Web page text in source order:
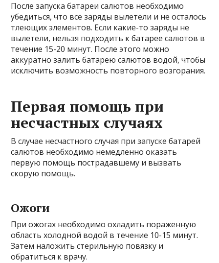
После запуска батареи салютов необходимо
убедиться, что все заряды вылетели и не осталось
тлеющих элементов. Если какие-то заряды не
вылетели, нельзя подходить к батарее салютов в
течение 15-20 минут. После этого можно
аккуратно залить батарею салютов водой, чтобы
исключить возможность повторного возгорания.
Первая помощь при
несчастных случаях
В случае несчастного случая при запуске батарей
салютов необходимо немедленно оказать
первую помощь пострадавшему и вызвать
скорую помощь.
Ожоги
При ожогах необходимо охладить пораженную
область холодной водой в течение 10-15 минут.
Затем наложить стерильную повязку и
обратиться к врачу.